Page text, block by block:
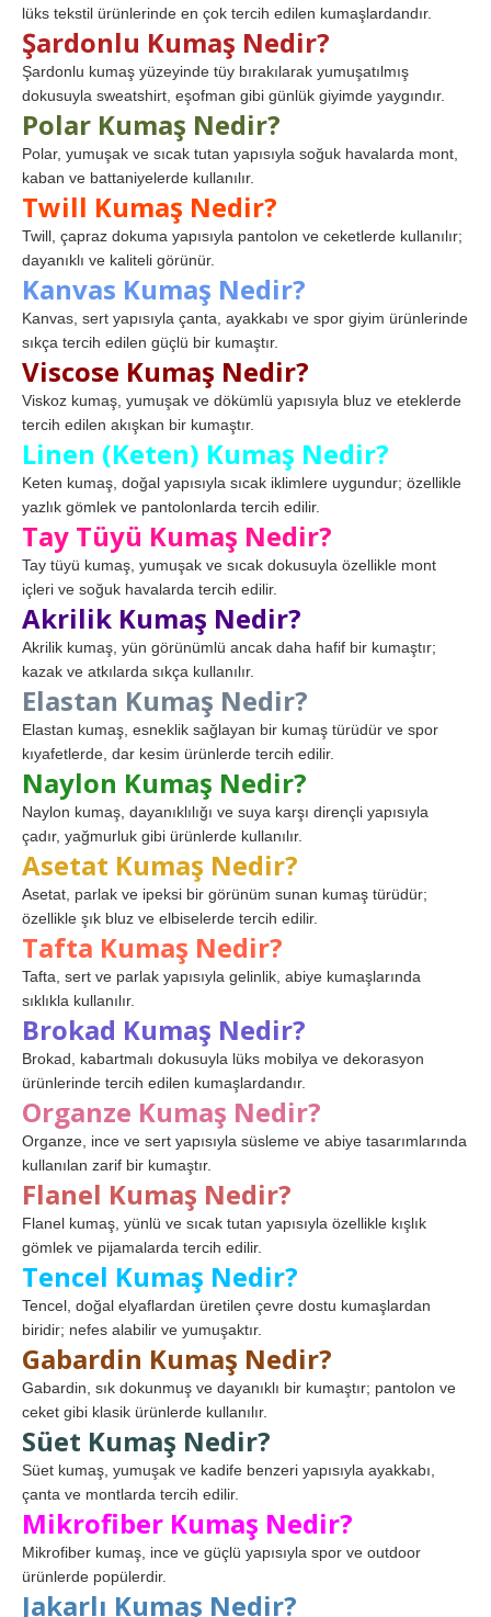
lüks tekstil ürünlerinde en çok tercih edilen kumaşlardandır.
Şardonlu Kumaş Nedir?
Şardonlu kumaş yüzeyinde tüy bırakılarak yumuşatılmış
dokusuyla sweatshirt, eşofman gibi günlük giyimde yaygındır.
Polar Kumaş Nedir?
Polar, yumuşak ve sıcak tutan yapısıyla soğuk havalarda mont,
kaban ve battaniyelerde kullanılır.
Twill Kumaş Nedir?
Twill, çapraz dokuma yapısıyla pantolon ve ceketlerde kullanılır;
dayanıklı ve kaliteli görünür.
Kanvas Kumaş Nedir?
Kanvas, sert yapısıyla çanta, ayakkabı ve spor giyim ürünlerinde
sıkça tercih edilen güçlü bir kumaştır.
Viscose Kumaş Nedir?
Viskoz kumaş, yumuşak ve dökümlü yapısıyla bluz ve eteklerde
tercih edilen akışkan bir kumaştır.
Linen (Keten) Kumaş Nedir?
Keten kumaş, doğal yapısıyla sıcak iklimlere uygundur; özellikle
yazlık gömlek ve pantolonlarda tercih edilir.
Tay Tüyü Kumaş Nedir?
Tay tüyü kumaş, yumuşak ve sıcak dokusuyla özellikle mont
içleri ve soğuk havalarda tercih edilir.
Akrilik Kumaş Nedir?
Akrilik kumaş, yün görünümlü ancak daha hafif bir kumaştır;
kazak ve atkılarda sıkça kullanılır.
Elastan Kumaş Nedir?
Elastan kumaş, esneklik sağlayan bir kumaş türüdür ve spor
kıyafetlerde, dar kesim ürünlerde tercih edilir.
Naylon Kumaş Nedir?
Naylon kumaş, dayanıklılığı ve suya karşı dirençli yapısıyla
çadır, yağmurluk gibi ürünlerde kullanılır.
Asetat Kumaş Nedir?
Asetat, parlak ve ipeksi bir görünüm sunan kumaş türüdür;
özellikle şık bluz ve elbiselerde tercih edilir.
Tafta Kumaş Nedir?
Tafta, sert ve parlak yapısıyla gelinlik, abiye kumaşlarında
sıklıkla kullanılır.
Brokad Kumaş Nedir?
Brokad, kabartmalı dokusuyla lüks mobilya ve dekorasyon
ürünlerinde tercih edilen kumaşlardandır.
Organze Kumaş Nedir?
Organze, ince ve sert yapısıyla süsleme ve abiye tasarımlarında
kullanılan zarif bir kumaştır.
Flanel Kumaş Nedir?
Flanel kumaş, yünlü ve sıcak tutan yapısıyla özellikle kışlık
gömlek ve pijamalarda tercih edilir.
Tencel Kumaş Nedir?
Tencel, doğal elyaflardan üretilen çevre dostu kumaşlardan
biridir; nefes alabilir ve yumuşaktır.
Gabardin Kumaş Nedir?
Gabardin, sık dokunmuş ve dayanıklı bir kumaştır; pantolon ve
ceket gibi klasik ürünlerde kullanılır.
Süet Kumaş Nedir?
Süet kumaş, yumuşak ve kadife benzeri yapısıyla ayakkabı,
çanta ve montlarda tercih edilir.
Mikrofiber Kumaş Nedir?
Mikrofiber kumaş, ince ve güçlü yapısıyla spor ve outdoor
ürünlerde popülerdir.
Jakarlı Kumaş Nedir?